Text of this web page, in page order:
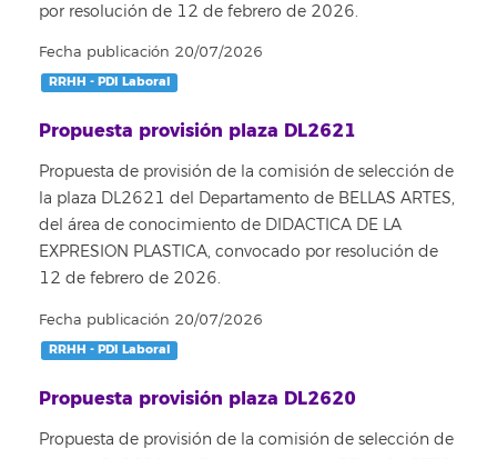
por resolución de 12 de febrero de 2026.
Fecha publicación 20/07/2026
RRHH - PDI Laboral
Propuesta provisión plaza DL2621
Propuesta de provisión de la comisión de selección de
la plaza DL2621 del Departamento de BELLAS ARTES,
del área de conocimiento de DIDACTICA DE LA
EXPRESION PLASTICA, convocado por resolución de
12 de febrero de 2026.
Fecha publicación 20/07/2026
RRHH - PDI Laboral
Propuesta provisión plaza DL2620
Propuesta de provisión de la comisión de selección de